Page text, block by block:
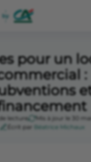
pour un
:
lecture
Mis à jour le 30
Écrit par
Béatrice Michaux